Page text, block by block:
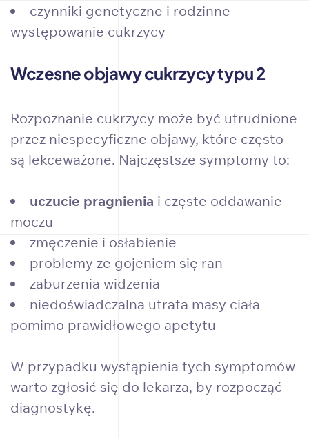
czynniki genetyczne i rodzinne
występowanie cukrzycy
Wczesne objawy cukrzycy typu 2
Rozpoznanie cukrzycy może być utrudnione
przez niespecyficzne objawy, które często
są lekceważone. Najczęstsze symptomy to:
uczucie pragnienia i częste oddawanie
moczu
zmęczenie i osłabienie
problemy ze gojeniem się ran
zaburzenia widzenia
niedoświadczalna utrata masy ciała
pomimo prawidłowego apetytu
W przypadku wystąpienia tych symptomów
warto zgłosić się do lekarza, by rozpocząć
diagnostykę.